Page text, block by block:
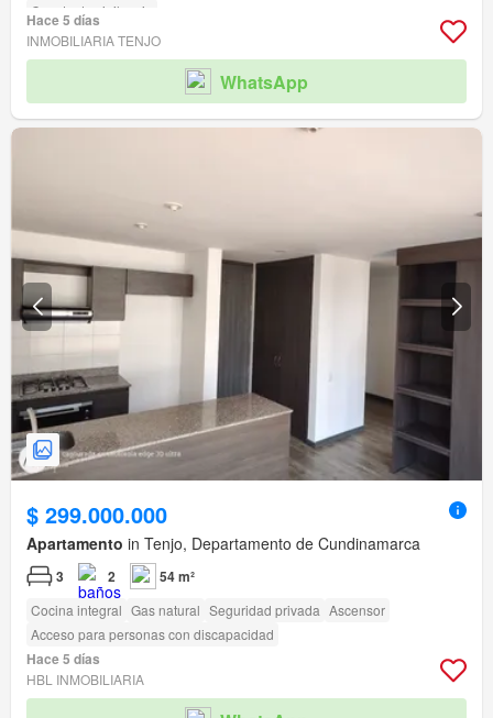
Caseta de vigilancia
Hace 5 días
INMOBILIARIA TENJO
WhatsApp
$ 299.000.000
Apartamento in Tenjo, Departamento de Cundinamarca
3 2 54 m²
Cocina integral Gas natural Seguridad privada Ascensor
Acceso para personas con discapacidad
Hace 5 días
HBL INMOBILIARIA